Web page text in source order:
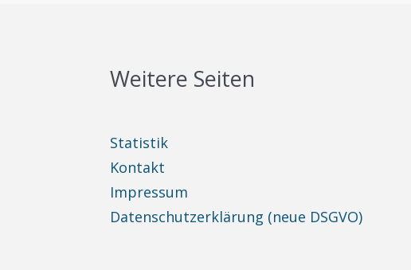
Weitere Seiten
Statistik
Kontakt
Impressum
Datenschutzerklärung (neue DSGVO)